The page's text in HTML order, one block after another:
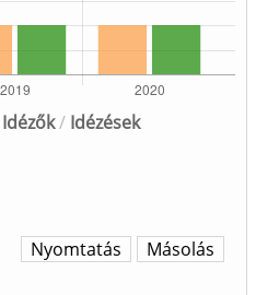
Idézők/ Idézések
Másolás
Nyomtatás